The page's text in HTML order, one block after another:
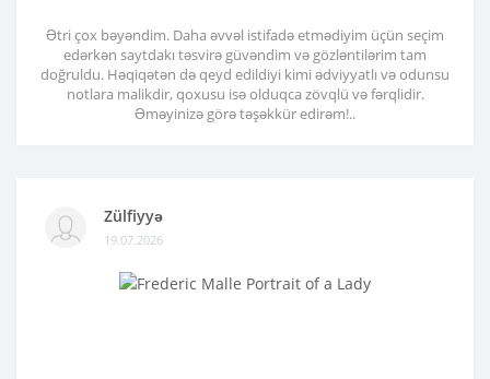
Ətri çox bəyəndim. Daha əvvəl istifadə etmədiyim üçün seçim
edərkən saytdakı təsvirə güvəndim və gözləntilərim tam
doğruldu. Həqiqətən də qeyd edildiyi kimi ədviyyatlı və odunsu
notlara malikdir, qoxusu isə olduqca zövqlü və fərqlidir.
Əməyinizə görə təşəkkür edirəm!..
Zülfiyyə
19.07.2026